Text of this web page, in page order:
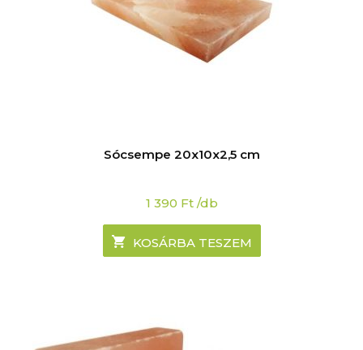
Sócsempe 20x10x2,5 cm
1 390 Ft /db
KOSÁRBA TESZEM